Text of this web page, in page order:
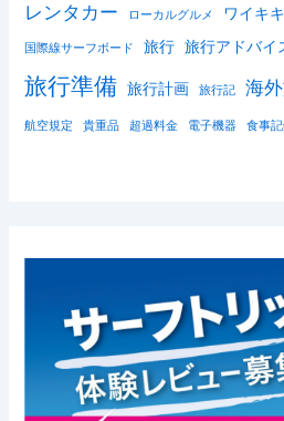
レンタカー ローカルグルメ ワイキキ
国際線サーフボード 旅行 旅行アドバイ
旅行準備 旅行計画 旅行記 海
航空規定 貴重品 超過料金 電子機器 食事